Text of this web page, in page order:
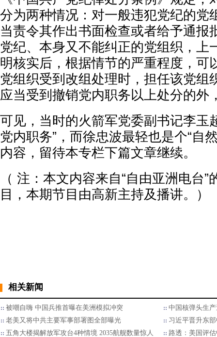
分为两种情况：对一般违犯党纪的党
当责令其作出书面检查或者给予通报
党纪、本身又不能纠正的党组织，上
明核实后，根据情节的严重程度，可
党组织受到改组处理时，担任该党组
应当受到撤销党内职务以上处分的外
可见，当时的火箭军党委副书记李玉
党内职务”，而徐忠波最轻也是个“自
内容，留待本专栏下篇文章继续。
（ 注：本文内容来自“自由亚洲电台
目，本期节目由高新主持及播讲。）
相关新闻
被嘲自嗨 中国兵推首曝在美洲模拟冲突
中国核弹头生
老美又将中共主要军事部署图全部曝光
习近平晋升东
五角大楼揭解放军攻台4种情境 2035航舰数量惊人
路透：美国评